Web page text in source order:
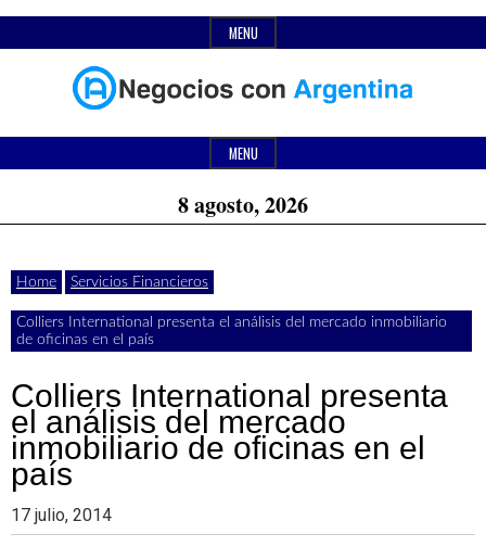
to
MENU
Negocios
con
Argentina
Últimas
noticias,
comunicados
actualidad
de
negocios
con
Argentina.
Header
MENU
8 agosto, 2026
Home Servicios Financieros
Colliers International presenta el análisis del mercado inmobiliario
de oficinas en el país
Colliers International presenta
el análisis del mercado
inmobiliario de oficinas en el
país
17 julio, 2014